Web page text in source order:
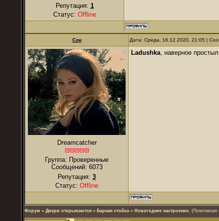
Репутация: 1
Статус: Offline
Сон Дата: Среда, 16.12.2020, 21:05 |
Dreamcatcher
Группа: Проверенные
Сообщений: 6073
Репутация: 3
Статус: Offline
Ladushka, наверное
Форум » Двери открываются » Барная стойка » Новогоднее настроение. (Позитивная